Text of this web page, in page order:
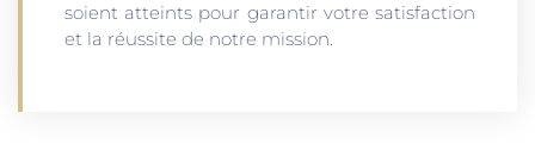
soient atteints pour garantir votre satisfaction
et la réussite de notre mission.